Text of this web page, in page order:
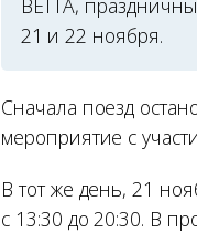
ВЕТТА,
21 и 22 ноября.
Сначала поезд
мероприятие с
В тот же день, 21
с 13:30 до 20:30. В